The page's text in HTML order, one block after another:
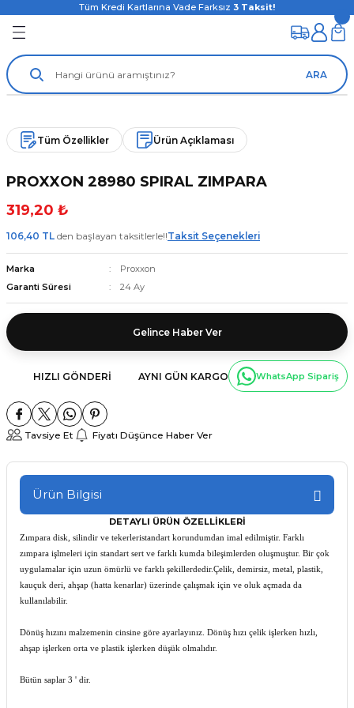
Tüm Kredi Kartlarına Vade Farksız 3 Taksit!
ARA
Tüm Özellikler Ürün Açıklaması
PROXXON 28980 SPIRAL ZIMPARA
319,20 ₺
106,40 TL den başlayan taksitlerle!!Taksit Seçenekleri
Marka
Proxxon
Garanti Süresi
24 Ay
Gelince Haber Ver
HIZLI GÖNDERI AYNI GÜN KARGO WhatsApp Sipariş
Tavsiye Et Fiyatı Düşünce Haber Ver
Ürün Bilgisi
DETAYLI ÜRÜN ÖZELLİKLERİ
Zımpara disk, silindir ve tekerleristandart korundumdan imal edilmiştir. Farklı
zımpara işlmeleri için standart sert ve farklı kumda bileşimlerden oluşmuştur. Bir çok
uygulamalar için uzun ömürlü ve farklı şekillerdedir.Çelik, demirsiz, metal, plastik,
kauçuk deri, ahşap (hatta kenarlar) üzerinde çalışmak için ve oluk açmada da
kullanılabilir.
Dönüş hızını malzemenin cinsine göre ayarlayınız. Dönüş hızı çelik işlerken hızlı,
ahşap işlerken orta ve plastik işlerken düşük olmalıdır.
Bütün saplar 3 ' dir.